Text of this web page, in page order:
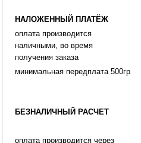
НАЛОЖЕННЫЙ ПЛАТЁЖ
оплата производится
наличными, во время
получения заказа
минимальная передплата 500гр
БЕЗНАЛИЧНЫЙ РАСЧЕТ
оплата производится через